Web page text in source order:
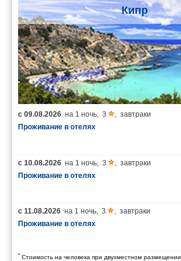
Кипр
с 09.08.2026 на 1 ночь 3
завтраки
Проживание в отелях
с 10.08.2026 на 1 ночь 3
завтраки
Проживание в отелях
с 11.08.2026 на 1 ночь 3
завтраки
Проживание в отелях
* Стоимость на человека при двухместном размещении